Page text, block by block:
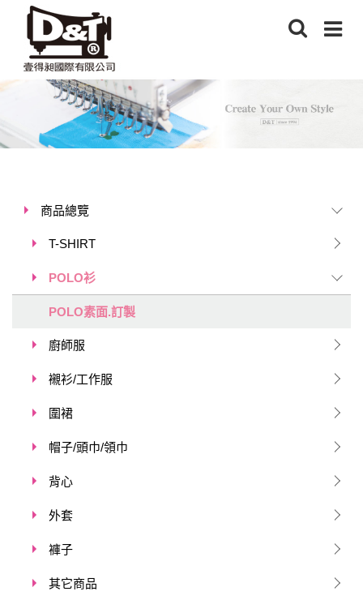
商品總覽
T-SHIRT
POLO衫
POLO素面.訂製
廚師服
襯衫/工作服
圍裙
帽子/頭巾/領巾
背心
外套
褲子
其它商品